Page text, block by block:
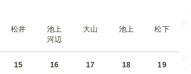
松井
池上
河辺
大山 池上 松下
15 16 17 18 19